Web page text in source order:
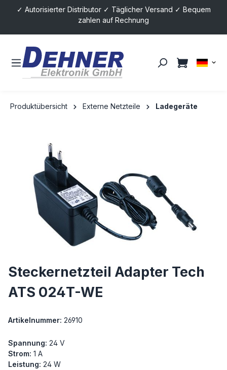
springen
✓ Autorisierter Distributor ✓ Täglicher Versand ✓ Bequem
zahlen auf Rechnung
Produktübersicht Externe Netzteile Ladegeräte
Bildergalerie überspringen
Steckernetzteil Adapter Tech
ATS 024T-WE
Artikelnummer: 26910
Spannung: 24 V
Strom: 1 A
Leistung: 24 W